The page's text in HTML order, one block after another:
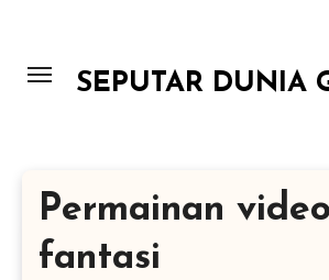
konten
SEPUTAR DUNIA
Permainan video
fantasi